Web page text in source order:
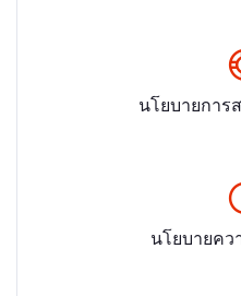
นโยบายการ
นโยบายคว